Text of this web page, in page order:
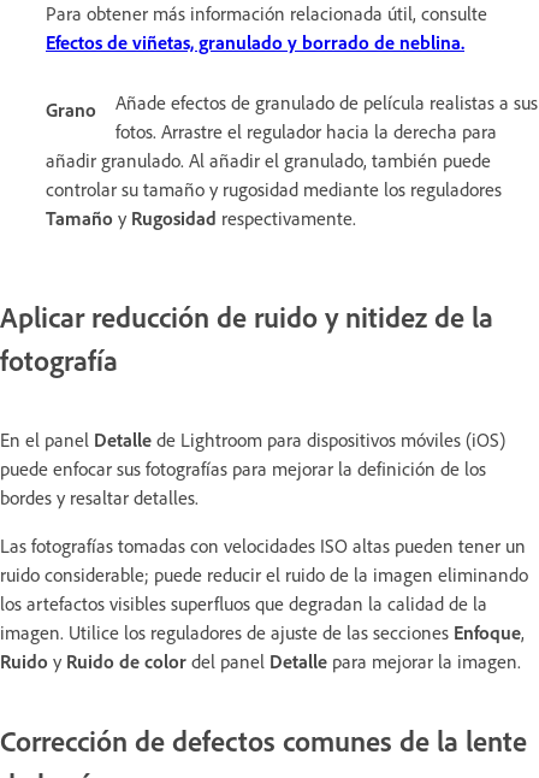
Para obtener más información relacionada útil, consulte
Efectos de viñetas, granulado y borrado de neblina.
Grano
Añade efectos de granulado de película realistas a sus
fotos. Arrastre el regulador hacia la derecha para
añadir granulado. Al añadir el granulado, también puede
controlar su tamaño y rugosidad mediante los reguladores
Tamaño y Rugosidad respectivamente.
Aplicar reducción de ruido y nitidez de la
fotografía
En el panel Detalle de Lightroom para dispositivos móviles (iOS)
puede enfocar sus fotografías para mejorar la definición de los
bordes y resaltar detalles.
Las fotografías tomadas con velocidades ISO altas pueden tener un
ruido considerable; puede reducir el ruido de la imagen eliminando
los artefactos visibles superfluos que degradan la calidad de la
imagen. Utilice los reguladores de ajuste de las secciones Enfoque,
Ruido y Ruido de color del panel Detalle para mejorar la imagen.
Corrección de defectos comunes de la lente